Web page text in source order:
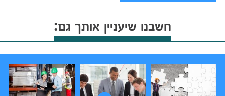
חשבנו שיעניין אותך גם: